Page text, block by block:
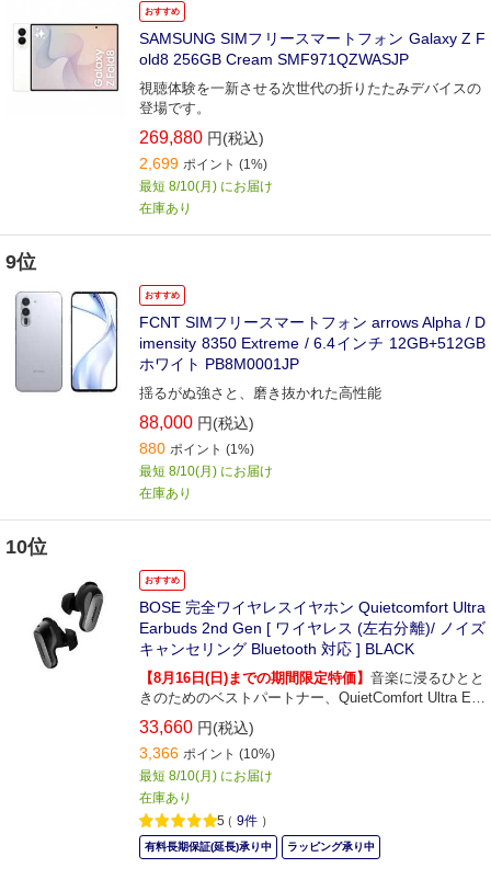
おすすめ
SAMSUNG SIMフリースマートフォン Galaxy Z F
old8 256GB Cream SMF971QZWASJP
視聴体験を一新させる次世代の折りたたみデバイスの
登場です。
269,880 円(税込)
2,699 ポイント (1%)
最短 8/10(月) にお届け
在庫あり
9位
おすすめ
FCNT SIMフリースマートフォン arrows Alpha / D
imensity 8350 Extreme / 6.4インチ 12GB+512GB
ホワイト PB8M0001JP
揺るがぬ強さと、磨き抜かれた高性能
88,000 円(税込)
880 ポイント (1%)
最短 8/10(月) にお届け
在庫あり
10位
おすすめ
BOSE 完全ワイヤレスイヤホン Quietcomfort Ultra
Earbuds 2nd Gen [ ワイヤレス (左右分離)/ ノイズ
キャンセリング Bluetooth 対応 ] BLACK
【8月16日(日)までの期間限定特価】 音楽に浸るひとと
きのためのベストパートナー、QuietComfort Ultra Ear
buds (第2世代)。
33,660 円(税込)
3,366 ポイント (10%)
最短 8/10(月) にお届け
在庫あり
5（9件 ）
有料長期保証(延長)承り中 ラッピング承り中